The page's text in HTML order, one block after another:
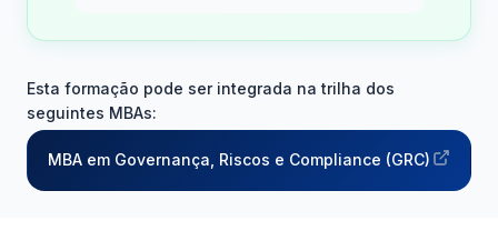
Esta formação pode ser integrada na trilha dos
seguintes MBAs:
MBA em Governança, Riscos e Compliance (GRC)